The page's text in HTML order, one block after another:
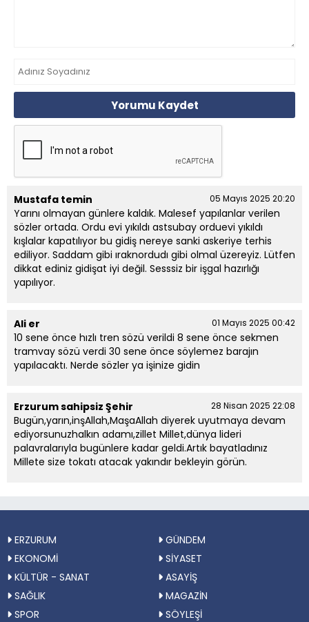
Yorumu Kaydet
Mustafa temin 05 Mayıs 2025 20:20
Yarını olmayan günlere kaldık. Malesef yapılanlar verilen
sözler ortada. Ordu evi yıkıldı astsubay orduevi yıkıldı
kışlalar kapatılıyor bu gidiş nereye sanki askeriye terhis
ediliyor. Saddam gibi ıraknordudı gibi olmal üzereyiz. Lütfen
dikkat ediniz gidişat iyi değil. Sesssiz bir işgal hazırlığı
yapılıyor.
Ali er 01 Mayıs 2025 00:42
10 sene önce hızlı tren sözü verildi 8 sene önce sekmen
tramvay sözü verdi 30 sene önce söylemez barajın
yapılacaktı. Nerde sözler ya işinize gidin
Erzurum sahipsiz Şehir 28 Nisan 2025 22:08
Bugün,yarın,inşAllah,MaşaAllah diyerek uyutmaya devam
ediyorsunuzhalkın adamı,zillet Millet,dünya lideri
palavralarıyla bugünlere kadar geldi.Artık bayatladınız
Millete size tokatı atacak yakındır bekleyin görün.
ERZURUM
GÜNDEM
EKONOMİ
SİYASET
KÜLTÜR - SANAT
ASAYİŞ
SAĞLIK
MAGAZİN
SPOR
SÖYLEŞİ